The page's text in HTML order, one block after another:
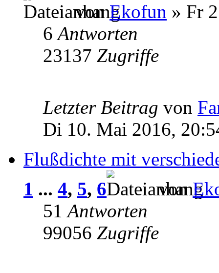
vonEkofun » Fr
6Antworten
23137 Zugriffe
Letzter Beitrag von
Di 10. Mai 2016,
Flußdichte mit
1 ... 4, 5, 6 von
51Antworten
99056 Zugriffe